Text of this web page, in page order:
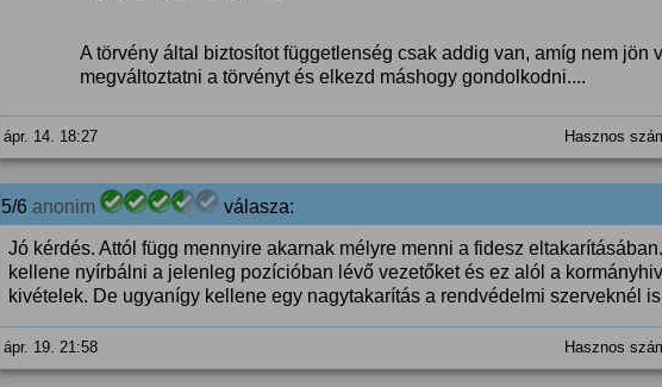
A törvény által biztosítot függetlenség csak addig van, amíg nem jön
megváltoztatni a törvényt és elkezd máshogy gondolkodni....
ápr. 14. 18:27 Hasznos
5/6 anonim válasza:
Jó kérdés. Attól függ mennyire akarnak mélyre menni a fidesz
kellene nyírbálni a jelenleg pozícióban lévő vezetőket és ez alól a
kivételek. De ugyanígy kellene egy nagytakarítás a rendvédelmi szerveknél
ápr. 19. 21:58 Hasznos